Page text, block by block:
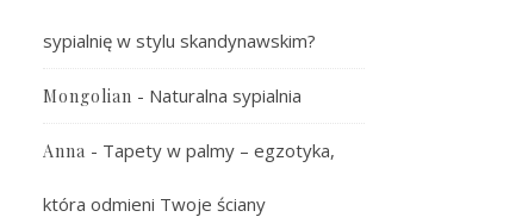
sypialnię w stylu skandynawskim?
Mongolian - Naturalna sypialnia
Anna - Tapety w palmy – egzotyka,
która odmieni Twoje ściany